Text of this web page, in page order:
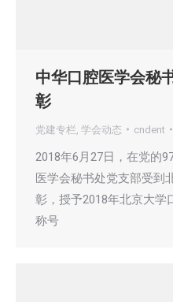
中华口腔医学会秘
彰
党建专栏 学会动态 cndent
2018年6月27日，在党的
医学会秘书处党支部受到
彰，授予2018年北京大学
称号